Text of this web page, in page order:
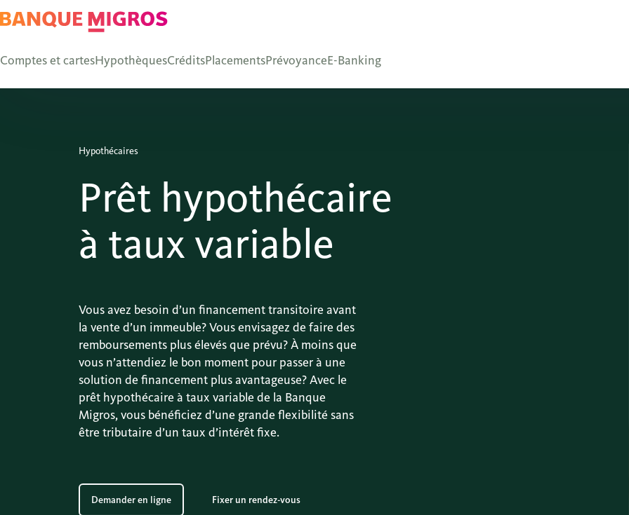
Comptes et cartesHypothèquesCréditsPlacementsPrévoyanceE-Banking
Hypothécaires
Prêt hypothécaire
à taux variable
Vous avez besoin d’un financement transitoire avant
la vente d’un immeuble? Vous envisagez de faire des
remboursements plus élevés que prévu? À moins que
vous n’attendiez le bon moment pour passer à une
solution de financement plus avantageuse? Avec le
prêt hypothécaire à taux variable de la Banque
Migros, vous bénéficiez d’une grande flexibilité sans
être tributaire d’un taux d’intérêt fixe.
Demander en ligne Fixer un rendez-vous